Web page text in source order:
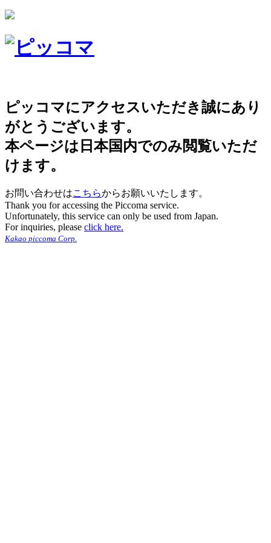
ピッコマにアクセスいただき誠にあり
がとうございます。
本ページは日本国内でのみ閲覧いただ
けます。
お問い合わせはこちらからお願いいたします。
Thank you for accessing the Piccoma service.
Unfortunately, this service can only be used from Japan.
For inquiries, please click here.
Kakao piccoma Corp.